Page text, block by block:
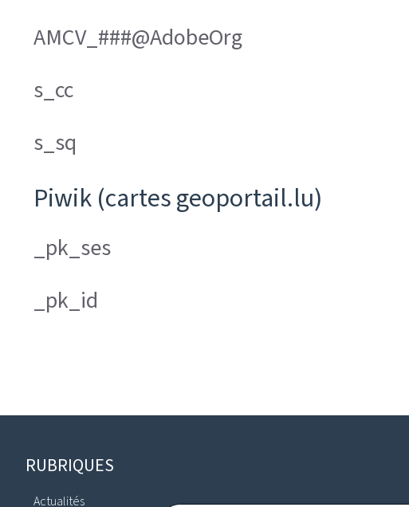
AMCV_###@AdobeOrg
s_cc
s_sq
Piwik (cartes geoportail.lu)
_pk_ses
_pk_id
Pied
de
RUBRIQUES
Actualités